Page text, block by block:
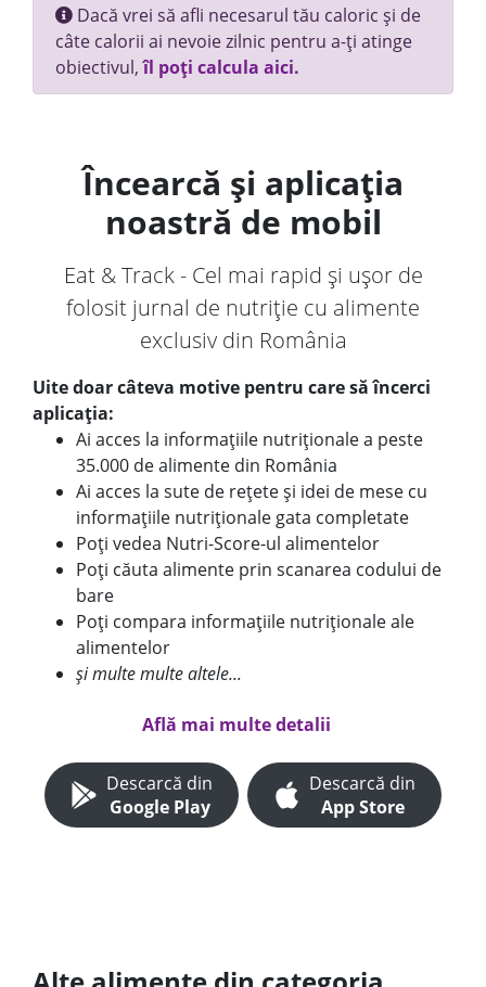
Dacă vrei să afli necesarul tău caloric și de
câte calorii ai nevoie zilnic pentru a-ți atinge
obiectivul,îl poți calcula aici.
Încearcă și aplicația
noastră de mobil
Eat & Track - Cel mai rapid și ușor de
folosit jurnal de nutriție cu alimente
exclusiv din România
Uite doar câteva motive pentru care să încerci
aplicația:
Ai acces la informațiile nutriționale a peste
35.000 de alimente din România
Ai acces la sute de rețete și idei de mese cu
informațiile nutriționale gata completate
Poți vedea Nutri-Score-ul alimentelor
Poți căuta alimente prin scanarea codului de
bare
Poți compara informațiile nutriționale ale
alimentelor
și multe multe altele...
Află mai multe detalii
Descarcă din
Google Play
Descarcă din
App Store